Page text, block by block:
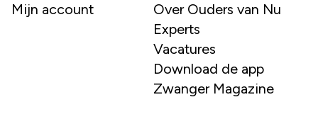
Mijn account
Over Ouders van Nu
Experts
Vacatures
Download de app
Zwanger Magazine